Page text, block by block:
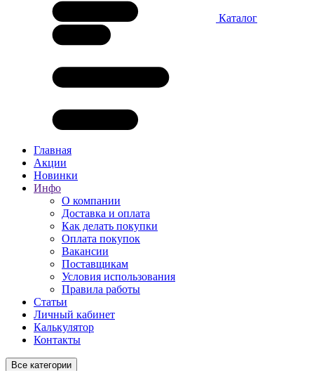
Каталог
Главная
Акции
Новинки
Инфо
О компании
Доставка и оплата
Как делать покупки
Оплата покупок
Вакансии
Поставщикам
Условия использования
Правила работы
Статьи
Личный кабинет
Калькулятор
Контакты
Все категории